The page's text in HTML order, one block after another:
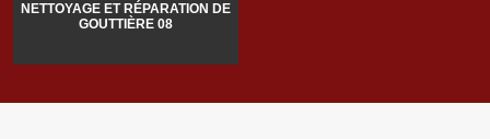
NETTOYAGE ET RÉPARATION DE
GOUTTIÈRE 08